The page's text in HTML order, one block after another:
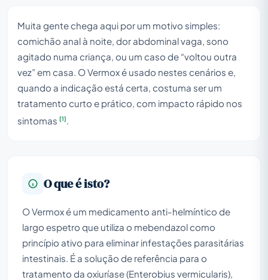
Muita gente chega aqui por um motivo simples:
comichão anal à noite, dor abdominal vaga, sono
agitado numa criança, ou um caso de “voltou outra
vez” em casa. O Vermox é usado nestes cenários e,
quando a indicação está certa, costuma ser um
tratamento curto e prático, com impacto rápido nos
sintomas [1]
O que é isto?
O Vermox é um medicamento anti-helmíntico de
largo espetro que utiliza o mebendazol como
princípio ativo para eliminar infestações parasitárias
intestinais. É a solução de referência para o
tratamento da oxiuríase (Enterobius vermicularis),